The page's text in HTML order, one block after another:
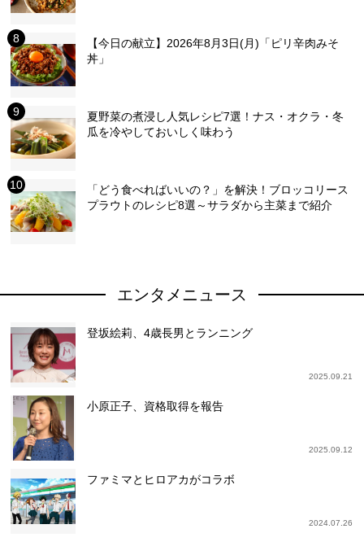
【今日の献立】2026年8月3日(月)「ピリ辛肉みそ
丼」
夏野菜の煮浸し人気レシピ7選！ナス・オクラ・冬
瓜を冷やしておいしく味わう
「どう食べればいいの？」を解決！ブロッコリース
プラウトのレシピ8選～サラダから主菜まで紹介
エンタメニュース
登坂絵莉、4歳長男とランニング
2025.09.21
小原正子、資格取得を報告
2025.09.12
ファミマとヒロアカがコラボ
2024.07.26